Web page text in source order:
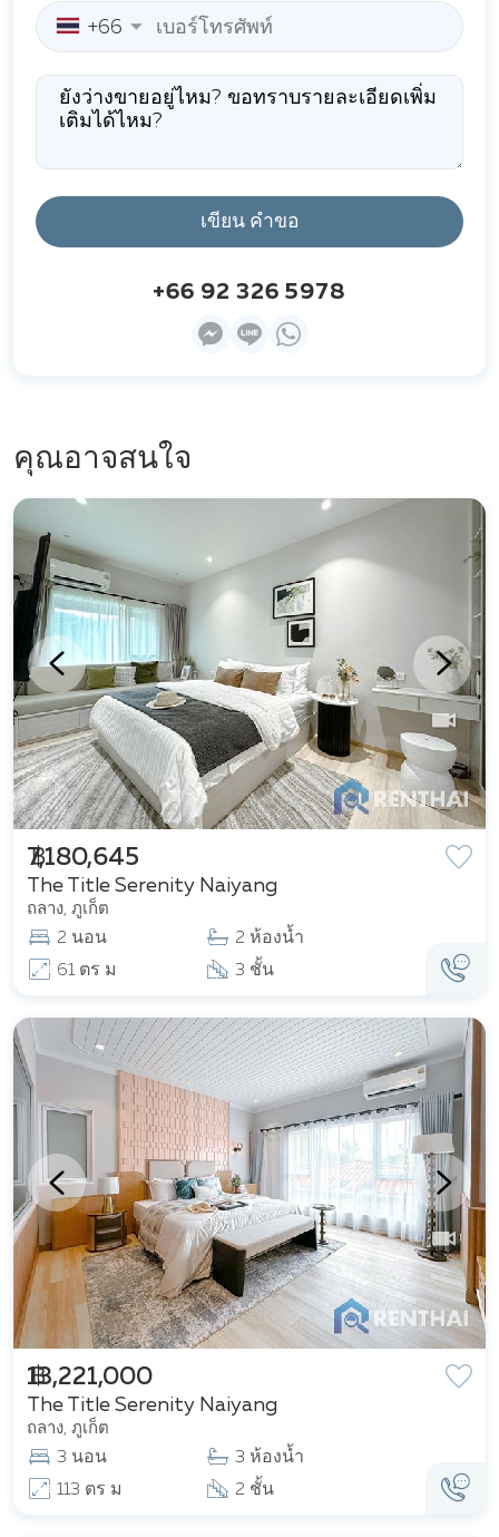
+66
เขียน คำขอ
+66 92 326 5978
คุณอาจสนใจ
The Title Serenity Naiyang
ถลาง, ภูเก็ต
฿ 7,180,645
2 นอน
2 ห้องน้ำ
61 ตร ม
3 ชั้น
The Title Serenity Naiyang
ถลาง, ภูเก็ต
฿ 13,221,000
3 นอน
3 ห้องน้ำ
113 ตร ม
2 ชั้น